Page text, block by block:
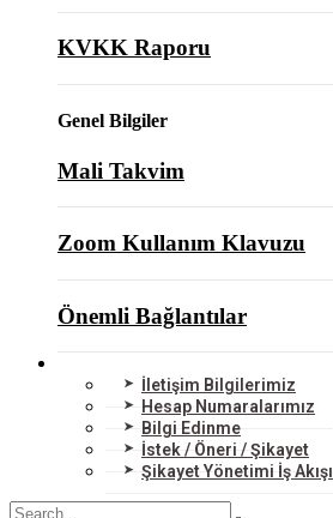
KVKK Raporu
Genel Bilgiler
Mali Takvim
Zoom Kullanım Klavuzu
Önemli Bağlantılar
İletişim Bilgilerimiz
Hesap Numaralarımız
Bilgi Edinme
İstek / Öneri / Şikayet
Şikayet Yönetimi İş Akışı